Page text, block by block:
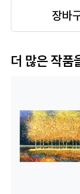
장바
더 많은 작품